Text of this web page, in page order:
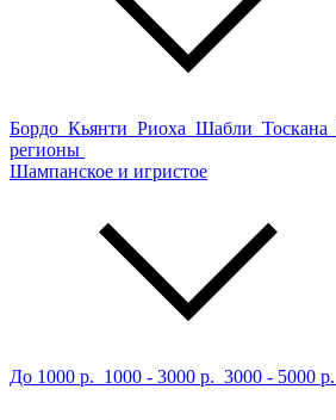
Бордо Кьянти Риоха Шабли Тоскана
регионы
Шампанское и игристое
До 1000 р. 1000 - 3000 р. 3000 - 5000 р.